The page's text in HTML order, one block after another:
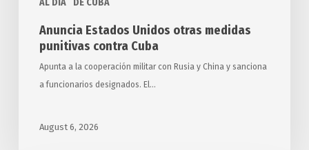
Anuncia Estados Unidos otras medidas
punitivas contra Cuba
Apunta a la cooperación militar con Rusia y China y sanciona
a funcionarios designados. El…
August 6, 2026